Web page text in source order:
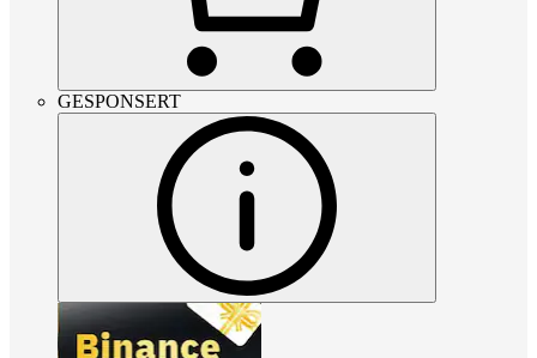
GESPONSERT